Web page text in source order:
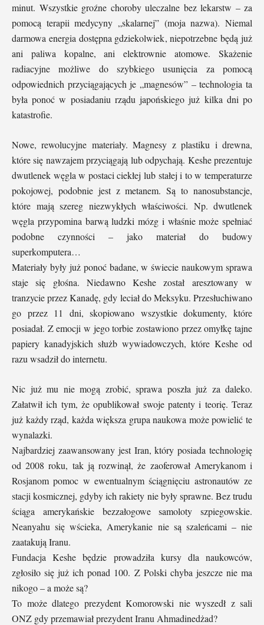
minut. Wszystkie groźne choroby uleczalne bez lekarstw – za
pomocą terapii medycyny „skalarnej” (moja nazwa). Niemal
darmowa energia dostępna gdziekolwiek, niepotrzebne będą już
ani paliwa kopalne, ani elektrownie atomowe. Skażenie
radiacyjne możliwe do szybkiego usunięcia za pomocą
odpowiednich przyciągających je „magnesów” – technologia ta
była ponoć w posiadaniu rządu japońskiego już kilka dni po
katastrofie.
Nowe, rewolucyjne materiały. Magnesy z plastiku i drewna,
które się nawzajem przyciągają lub odpychają. Keshe prezentuje
dwutlenek węgla w postaci ciekłej lub stałej i to w temperaturze
pokojowej, podobnie jest z metanem. Są to nanosubstancje,
które mają szereg niezwykłych właściwości. Np. dwutlenek
węgla przypomina barwą ludzki mózg i właśnie może spełniać
podobne czynności – jako materiał do budowy
superkomputera…
Materiały były już ponoć badane, w świecie naukowym sprawa
staje się głośna. Niedawno Keshe został aresztowany w
tranzycie przez Kanadę, gdy leciał do Meksyku. Przesłuchiwano
go przez 11 dni, skopiowano wszystkie dokumenty, które
posiadał. Z emocji w jego torbie zostawiono przez omyłkę tajne
papiery kanadyjskich służb wywiadowczych, które Keshe od
razu wsadził do internetu.
Nic już mu nie mogą zrobić, sprawa poszła już za daleko.
Załatwił ich tym, że opublikował swoje patenty i teorię. Teraz
już każdy rząd, każda większa grupa naukowa może powielić te
wynalazki.
Najbardziej zaawansowany jest Iran, który posiada technologię
od 2008 roku, tak ją rozwinął, że zaoferował Amerykanom i
Rosjanom pomoc w ewentualnym ściągnięciu astronautów ze
stacji kosmicznej, gdyby ich rakiety nie były sprawne. Bez trudu
ściąga amerykańskie bezzałogowe samoloty szpiegowskie.
Neanyahu się wścieka, Amerykanie nie są szaleńcami – nie
zaatakują Iranu.
Fundacja Keshe będzie prowadziła kursy dla naukowców,
zgłosiło się już ich ponad 100. Z Polski chyba jeszcze nie ma
nikogo – a może są?
To może dlatego prezydent Komorowski nie wyszedł z sali
ONZ gdy przemawiał prezydent Iranu Ahmadinedżad?